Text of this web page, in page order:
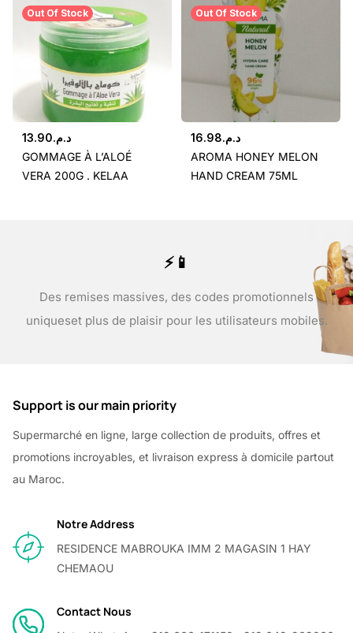
Out Of Stock
د.م.13.90
GOMMAGE À L’ALOÉ
VERA 200G . KELAA
Out Of Stock
د.م.16.98
AROMA HONEY MELON
HAND CREAM 75ML
⚡📱
Des remises massives, des codes promotionnels
uniqueset plus de plaisir pour les utilisateurs mobiles.
Support is our main priority
Supermarché en ligne, large collection de produits, offres et
promotions incroyables, et livraison express à domicile partout
au Maroc.
Notre Address
RESIDENCE MABROUKA IMM 2 MAGASIN 1 HAY
CHEMAOU
Contact Nous